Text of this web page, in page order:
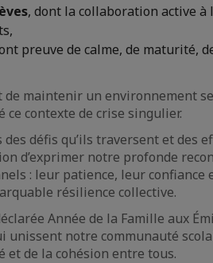
, dont la collaboration active
preuve de calme, de maturité,
de maintenir un environnement
ce contexte de crise singulier.
défis qu’ils traversent et des
d’exprimer notre profonde
: leur patience, leur
résilience collective.
Année de la Famille aux
unissent notre communauté
et de la cohésion entre tous.